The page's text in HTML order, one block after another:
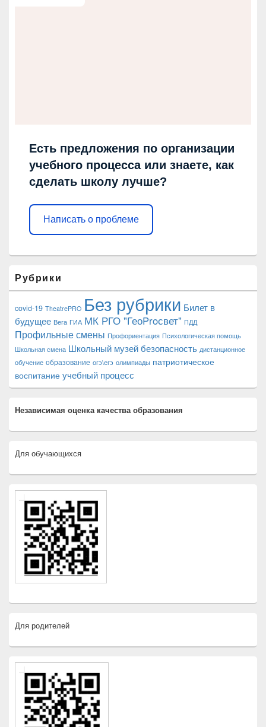
Есть предложения по организации
учебного процесса или знаете, как
сделать школу лучше?
Написать о проблеме
Рубрики
covid-19 TheatrePRO Без рубрики Билет в
будущее Вега ГИА МК РГО "ГеоProсвет" ПДД
Профильные смены Профориентация Психологическая помощь
Школьная смена Школьный музей безопасность дистанционное
обучение образование огэ\егэ олимпиады патриотическое
воспитание учебный процесс
Независимая оценка качества образования
Для обучающихся
Для родителей